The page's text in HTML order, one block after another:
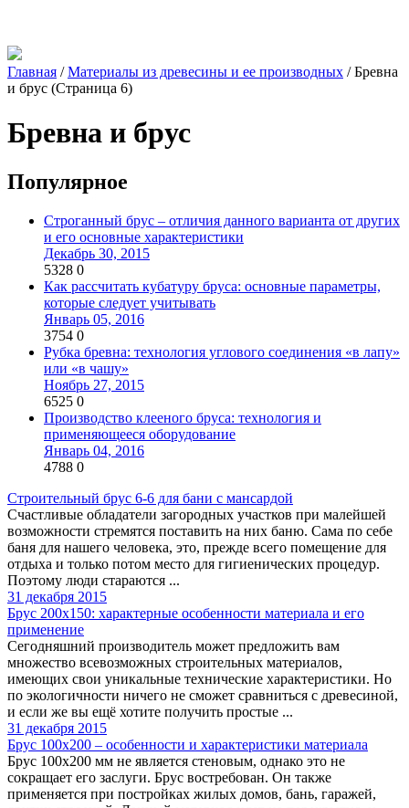
Главная /Материалы из древесины и ее производных /Бревна
и брус (Страница 6)
Бревна и брус
Популярное
Строганный брус – отличия данного варианта от других
и его основные характеристики
Декабрь 30, 2015
5328 0
Как рассчитать кубатуру бруса: основные параметры,
которые следует учитывать
Январь 05, 2016
3754 0
Рубка бревна: технология углового соединения «в лапу»
или «в чашу»
Ноябрь 27, 2015
6525 0
Производство клееного бруса: технология и
применяющееся оборудование
Январь 04, 2016
4788 0
Строительный брус 6-6 для бани с мансардой
Счастливые обладатели загородных участков при малейшей
возможности стремятся поставить на них баню. Сама по себе
баня для нашего человека, это, прежде всего помещение для
отдыха и только потом место для гигиенических процедур.
Поэтому люди стараются ...
31 декабря 2015
Брус 200х150: характерные особенности материала и его
применение
Сегодняшний производитель может предложить вам
множество всевозможных строительных материалов,
имеющих свои уникальные технические характеристики. Но
по экологичности ничего не сможет сравниться с древесиной,
и если же вы ещё хотите получить простые ...
31 декабря 2015
Брус 100х200 – особенности и характеристики материала
Брус 100х200 мм не является стеновым, однако это не
сокращает его заслуги. Брус востребован. Он также
применяется при постройках жилых домов, бань, гаражей,